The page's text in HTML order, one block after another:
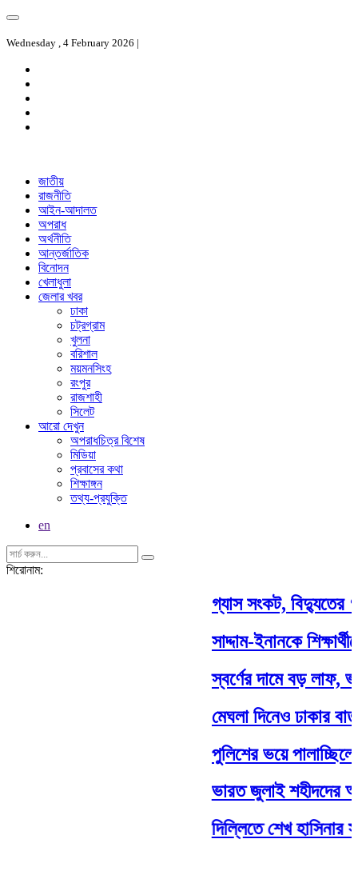
Wednesday , 4 February 2026 |
জাতীয়
রাজনীতি
আইন-আদালত
অপরাধ
অর্থনীতি
আন্তর্জাতিক
বিনোদন
খেলাধুলা
জেলার খবর
ঢাকা
চট্রগ্রাম
খুলনা
বরিশাল
ময়মনসিংহ
রংপুর
রাজশাহী
সিলেট
আরো দেখুন
অপরাধচিত্র বিশেষ
মিডিয়া
প্রবাসের কথা
শিক্ষাঙ্গন
তথ্য-প্রযুক্তি
en
শিরোনাম:
গ্যাস সংকট, বিদ্যুতের
সাদ্দাম-ইনানকে
স্বর্ণের দামে বড় লাফ,
মেঘলা দিনেও ঢাকার
পুলিশের ভয়ে
ভারত জুলাই শহীদদের
দিল্লিতে শেখ হাসিনার